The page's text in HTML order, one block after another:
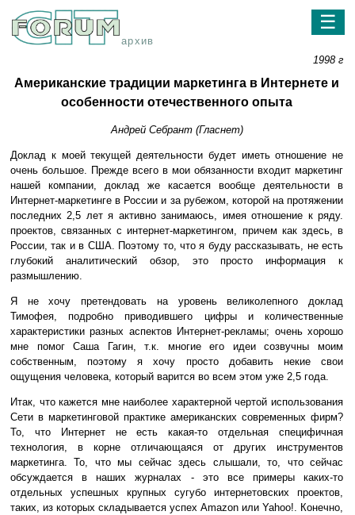
архив
☰
1998 г
Американские традиции маркетинга в Интернете и
особенности отечественного опыта
Андрей Себрант (Гласнет)
Доклад к моей текущей деятельности будет иметь отношение не
очень большое. Прежде всего в мои обязанности входит маркетинг
нашей компании, доклад же касается вообще деятельности в
Интернет-маркетинге в России и за рубежом, которой на протяжении
последних 2,5 лет я активно занимаюсь, имея отношение к ряду.
проектов, связанных с интернет-маркетингом, причем как здесь, в
России, так и в США. Поэтому то, что я буду рассказывать, не есть
глубокий аналитический обзор, это просто информация к
размышлению.
Я не хочу претендовать на уровень великолепного доклад
Тимофея, подробно приводившего цифры и количественные
характеристики разных аспектов Интернет-рекламы; очень хорошо
мне помог Саша Гагин, т.к. многие его идеи созвучны моим
собственным, поэтому я хочу просто добавить некие свои
ощущения человека, который варится во всем этом уже 2,5 года.
Итак, что кажется мне наиболее характерной чертой использования
Сети в маркетинговой практике американских современных фирм?
То, что Интернет не есть какая-то отдельная специфичная
технология, в корне отличающаяся от других инструментов
маркетинга. То, что мы сейчас здесь слышали, то, что сейчас
обсуждается в наших журналах - это все примеры каких-то
отдельных успешных крупных сугубо интернетовских проектов,
таких, из которых складывается успех Amazon или Yahoo!. Конечно,